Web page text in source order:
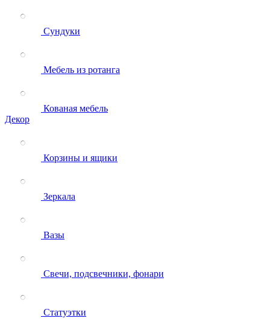
Сундуки
Мебель из ротанга
Кованая мебель
Декор
Корзины и ящики
Зеркала
Вазы
Свечи, подсвечники, фонари
Статуэтки